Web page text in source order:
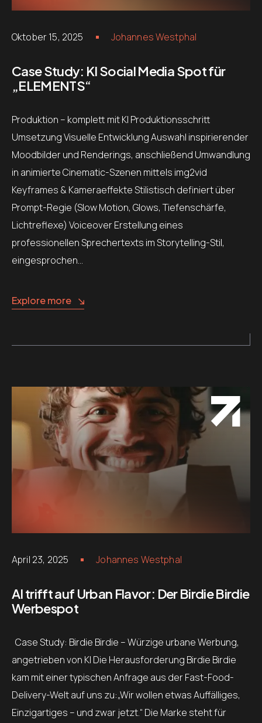
Oktober 15, 2025 Johannes Westphal
Case Study: KI Social Media Spot für
„ELEMENTS“
Produktion – komplett mit KI Produktionsschritt
Umsetzung Visuelle Entwicklung Auswahl inspirierender
Moodbilder und Renderings, anschließend Umwandlung
in animierte Cinematic-Szenen mittels img2vid
Keyframes & Kameraeffekte Stilistisch definiert über
Prompt-Regie (Slow Motion, Glows, Tiefenschärfe,
Lichtreflexe) Voiceover Erstellung eines
professionellen Sprechertexts im Storytelling-Stil,
eingesprochen…
Explore more
April 23, 2025 Johannes Westphal
AI trifft auf Urban Flavor: Der Birdie Birdie
Werbespot
Case Study: Birdie Birdie – Würzige urbane Werbung,
angetrieben von KI Die Herausforderung Birdie Birdie
kam mit einer typischen Anfrage aus der Fast-Food-
Delivery-Welt auf uns zu:„Wir wollen etwas Auffälliges,
Einzigartiges – und zwar jetzt.“ Die Marke steht für